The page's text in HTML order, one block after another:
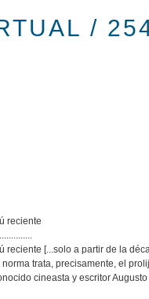
/
reciente
reciente [...solo a partir de la
trata, precisamente, el
cineasta y escritor